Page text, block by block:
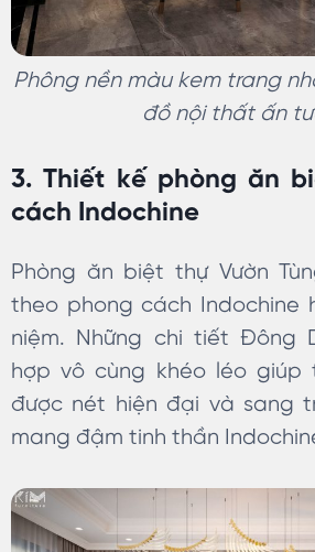
Phông nền màu kem trang
đồ nội thất ấn
3. Thiết kế phòng ăn
cách Indochine
Phòng ăn biệt thự Vườn
theo phong cách Indochine
niệm. Những chi tiết Đông
hợp vô cùng khéo léo giúp
được nét hiện đại và sang
mang đậm tinh thần